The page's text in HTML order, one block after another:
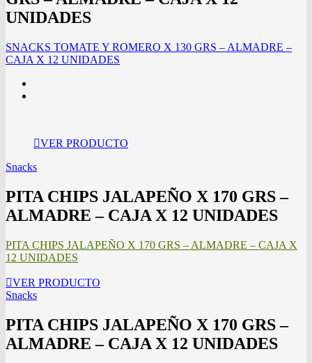
UNIDADES
SNACKS TOMATE Y ROMERO X 130 GRS – ALMADRE –
CAJA X 12 UNIDADES
VER PRODUCTO
Snacks
PITA CHIPS JALAPEÑO X 170 GRS –
ALMADRE – CAJA X 12 UNIDADES
PITA CHIPS JALAPEÑO X 170 GRS – ALMADRE – CAJA X
12 UNIDADES
VER PRODUCTO
Snacks
PITA CHIPS JALAPEÑO X 170 GRS –
ALMADRE – CAJA X 12 UNIDADES